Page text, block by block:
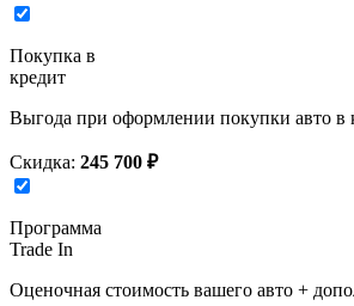
Покупка в
кредит
Выгода при оформлении покупки авто в
Скидка: 245 700 ₽
Программа
Trade In
Оценочная стоимость вашего авто +